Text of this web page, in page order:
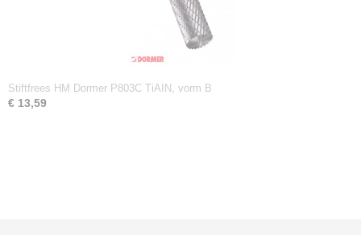
Stiftfrees HM Dormer P803C TiAIN, vorm B
€ 13,59